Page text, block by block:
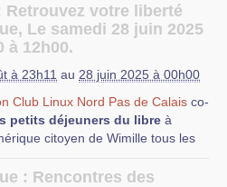
06 et 07 septembre, sur la Place
aux Chevaux. Parmi les
présentes à notre stand :
d’utilisateurs et utilisatrices de
association travaillant à la mise en
la Fédération FFDN
Retrouvez votre liberté
Le samedi 28 juin 2025
à 12h00.
à 23h11 au 28 juin 2025 à 00h00
Club Linux Nord Pas de Calais co-
petits déjeuners du libre à
citoyen de Wimille tous les
: Rencontres des